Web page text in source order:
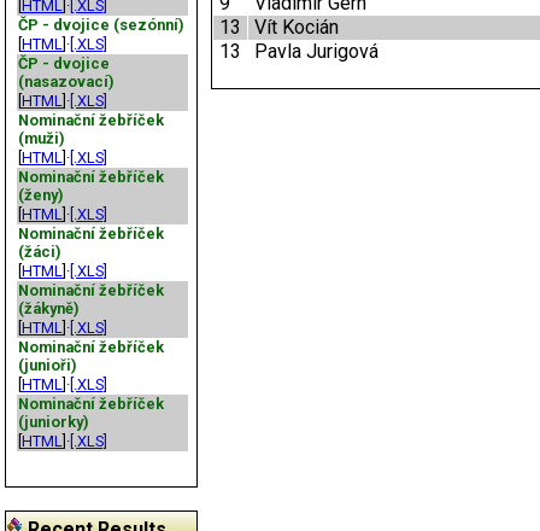
HTML ]· [.XLS]
ČP - dvojice (sezónní)
HTML ]· [.XLS]
ČP - dvojice
(nasazovací)
HTML ]· [.XLS]
Nominační žebříček
(muži)
HTML ]· [.XLS]
Nominační žebříček
(ženy)
HTML ]· [.XLS]
Nominační žebříček
(žáci)
HTML ]· [.XLS]
Nominační žebříček
(žákyně)
HTML ]· [.XLS]
Nominační žebříček
(junioři)
HTML ]· [.XLS]
Nominační žebříček
(juniorky)
HTML ]· [.XLS]
13
Vít Kocián
13
Pavla Jurigová